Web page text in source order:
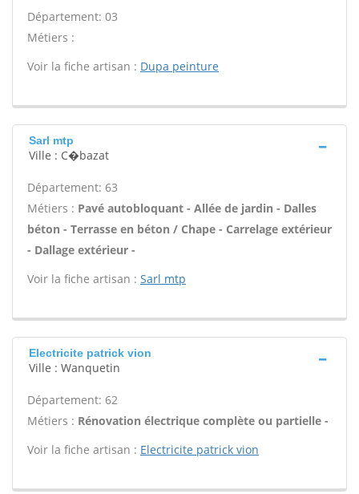
Département: 03
Métiers :
Voir la fiche artisan : Dupa peinture
Sarl mtp
Ville : C�bazat
Département: 63
Métiers : Pavé autobloquant - Allée de jardin - Dalles
béton - Terrasse en béton / Chape - Carrelage extérieur
- Dallage extérieur -
Voir la fiche artisan : Sarl mtp
Electricite patrick vion
Ville : Wanquetin
Département: 62
Métiers : Rénovation électrique complète ou partielle -
Voir la fiche artisan : Electricite patrick vion